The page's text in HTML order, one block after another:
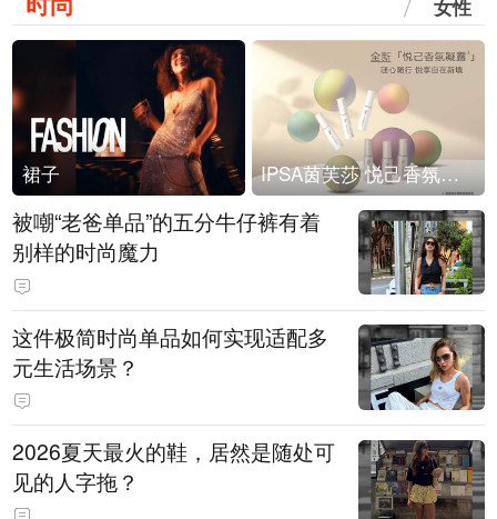
女性
裙子 IPSA茵芙莎 悦己香氛凝露上市
被嘲“老爸单品”的五分牛仔裤有着
别样的时尚魔力
这件极简时尚单品如何实现适配多
元生活场景？
2026夏天最火的鞋，居然是随处可
见的人字拖？